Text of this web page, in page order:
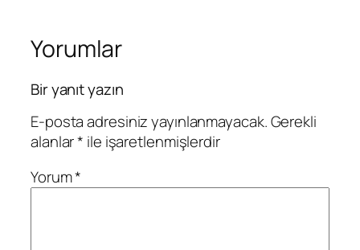
Yorumlar
Bir yanıt yazın
E-posta adresiniz yayınlanmayacak.Gerekli
alanlar* ile işaretlenmişlerdir
Yorum*